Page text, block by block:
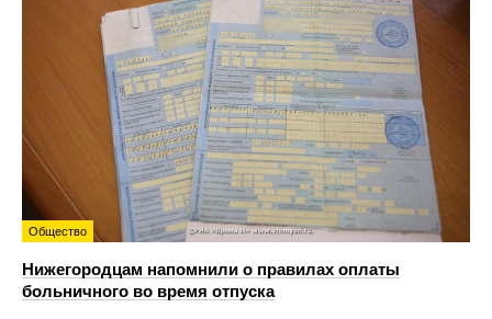
Общество
Нижегородцам напомнили о правилах оплаты
больничного во время отпуска